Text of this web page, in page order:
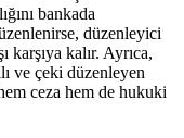
bankada
düzenleyici
karşıya kalır. Ayrıca,
ve çeki düzenleyen
ceza hem de hukuki